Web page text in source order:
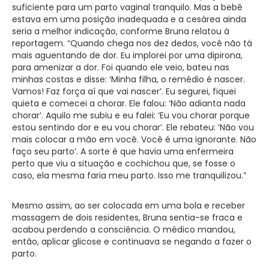
suficiente para um parto vaginal tranquilo. Mas a bebê
estava em uma posição inadequada e a cesárea ainda
seria a melhor indicação, conforme Bruna relatou à
reportagem. “Quando chega nos dez dedos, você não tá
mais aguentando de dor. Eu implorei por uma dipirona,
para amenizar a dor. Foi quando ele veio, bateu nas
minhas costas e disse: ‘Minha filha, o remédio é nascer.
Vamos! Faz força aí que vai nascer’. Eu segurei, fiquei
quieta e comecei a chorar. Ele falou: ‘Não adianta nada
chorar’. Aquilo me subiu e eu falei: ‘Eu vou chorar porque
estou sentindo dor e eu vou chorar’. Ele rebateu: ‘Não vou
mais colocar a mão em você. Você é uma ignorante. Não
faço seu parto’. A sorte é que havia uma enfermeira
perto que viu a situação e cochichou que, se fosse o
caso, ela mesma faria meu parto. Isso me tranquilizou.”
Mesmo assim, ao ser colocada em uma bola e receber
massagem de dois residentes, Bruna sentia-se fraca e
acabou perdendo a consciência. O médico mandou,
então, aplicar glicose e continuava se negando a fazer o
parto.